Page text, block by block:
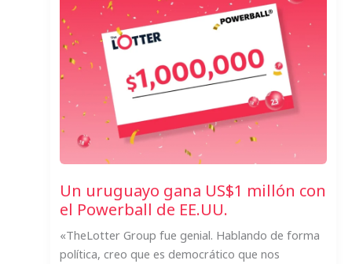
Un uruguayo gana US$1 millón con
el Powerball de EE.UU.
«TheLotter Group fue genial. Hablando de forma
política, creo que es democrático que nos